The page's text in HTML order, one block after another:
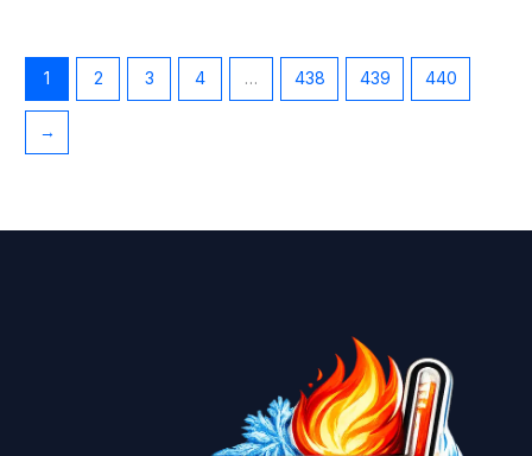
1 2 3 4 … 438 439 440
→